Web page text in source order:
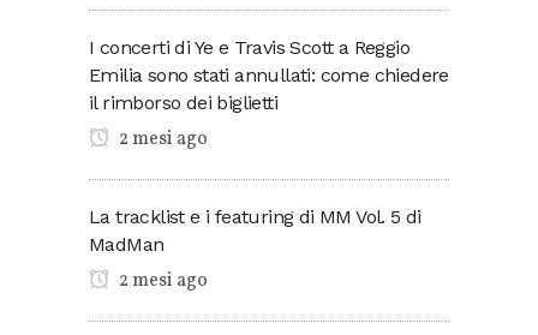
I concerti di Ye e Travis Scott a Reggio
Emilia sono stati annullati: come chiedere
il rimborso dei biglietti
2 mesi ago
La tracklist e i featuring di MM Vol. 5 di
MadMan
2 mesi ago